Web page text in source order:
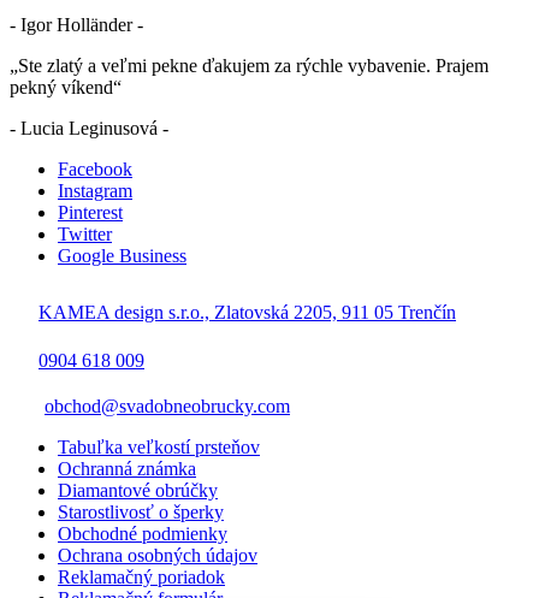
- Igor Holländer -
„Ste zlatý a veľmi pekne ďakujem za rýchle vybavenie. Prajem
pekný víkend“
- Lucia Leginusová -
Facebook
Instagram
Pinterest
Twitter
Google Business
KAMEA design s.r.o., Zlatovská 2205, 911 05 Trenčín
0904 618 009
obchod@svadobneobrucky.com
Tabuľka veľkostí prsteňov
Ochranná známka
Diamantové obrúčky
Starostlivosť o šperky
Obchodné podmienky
Ochrana osobných údajov
Reklamačný poriadok